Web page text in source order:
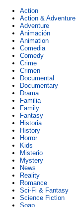
Action
Action & Adventure
Adventure
Animación
Animation
Comedia
Comedy
Crime
Crimen
Documental
Documentary
Drama
Familia
Family
Fantasy
Historia
History
Horror
Kids
Misterio
Mystery
News
Reality
Romance
Sci-Fi & Fantasy
Science Fiction
Soap